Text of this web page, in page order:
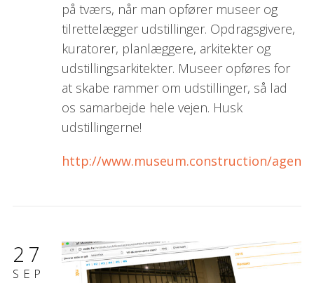
på tværs, når man opfører museer og
tilrettelægger udstillinger. Opdragsgivere,
kuratorer, planlæggere, arkitekter og
udstillingsarkitekter. Museer opføres for
at skabe rammer om udstillinger, så lad
os samarbejde hele vejen. Husk
udstillingerne!
http://www.museum.construction/
27
SEP